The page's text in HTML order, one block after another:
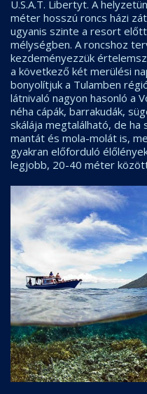
U.S.A.T. Libertyt. A
méter hosszú roncs házi
ugyanis szinte a resort
mélységben. A roncshoz
kezdeményezzük
a következő két merülési
bonyolítjuk a Tulamben
látnivaló nagyon hasonló a
néha cápák, barrakudák,
skálája megtalálható, de ha
mantát és mola-molát is,
gyakran előforduló
legjobb, 20-40 méter